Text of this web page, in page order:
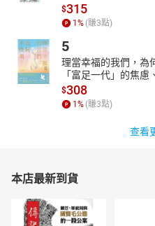
書】
$315
1 % (賺3點)
5
理當幸福的我們，為
「富足一代」的焦慮
$308
1 % (賺3點)
查看
本店最新到貨